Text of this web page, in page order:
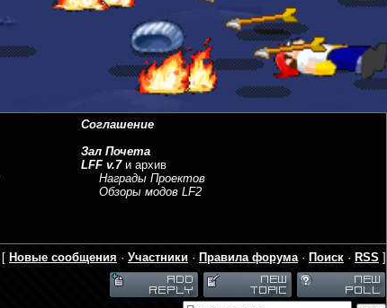
Соглашение
Зал Почета
LFF v.7и архив
Награды Проектов
Обзоры модов LF2
[ Новые сообщения · Участники · Правила форума· Поиск · RSS ]